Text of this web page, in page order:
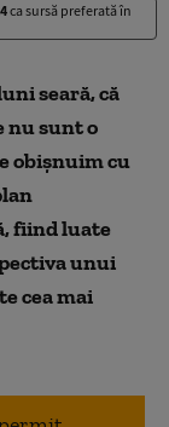
ca sursă preferată în
seară, că
nu sunt o
obişnuim cu
fiind luate
unui
cea mai